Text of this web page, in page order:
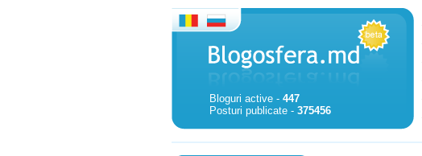
Bloguri active - 447
Posturi publicate - 375456